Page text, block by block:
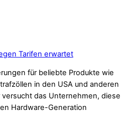
Tarifen erwartet
für beliebte Produkte wie
in den USA und anderen
das Unternehmen, diese
Hardware-Generation